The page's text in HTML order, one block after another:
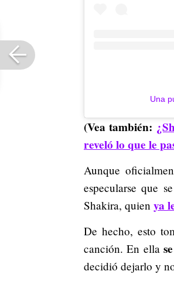
Una
(Vea también:
reveló lo que le
Aunque
especularse que
Shakira, quien ya
De hecho, esto
canción. En ella
decidió dejarlo y